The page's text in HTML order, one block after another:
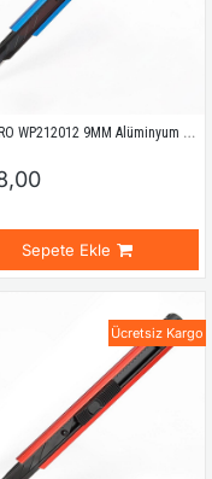
WORKPRO WP212012 9MM Alüminyum Kasa Cep Askılı Maket Bıçağı (MAVİ)
Sepete Ekle
Ücretsiz Kargo